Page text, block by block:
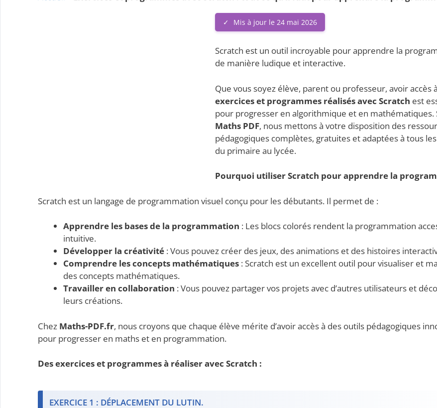
Mis à jour le 24 mai 2026
Scratch est un outil incroyable pour apprendre la
de manière ludique et interactive.
Que vous soyez élève, parent ou professeur, avoir accès
exercices et programmes réalisés avec Scratch est
pour progresser en algorithmique et en mathématiques.
Maths PDF, nous mettons à votre disposition des
pédagogiques complètes, gratuites et adaptées à tous
du primaire au lycée.
Pourquoi utiliser Scratch pour apprendre la
Scratch est un langage de programmation visuel conçu pour les débutants. Il permet de :
Apprendre les bases de la programmation : Les blocs colorés rendent la programmation
intuitive.
Développer la créativité : Vous pouvez créer des jeux, des animations et des histoires
Comprendre les concepts mathématiques : Scratch est un excellent outil pour visualiser et
des concepts mathématiques.
Travailler en collaboration : Vous pouvez partager vos projets avec d’autres utilisateurs et
leurs créations.
Chez Maths-PDF.fr, nous croyons que chaque élève mérite d’avoir accès à des outils pédagogiques
pour progresser en maths et en programmation.
Des exercices et programmesà réaliser avec Scratch :
EXERCICE 1 : DÉPLACEMENT DU LUTIN.